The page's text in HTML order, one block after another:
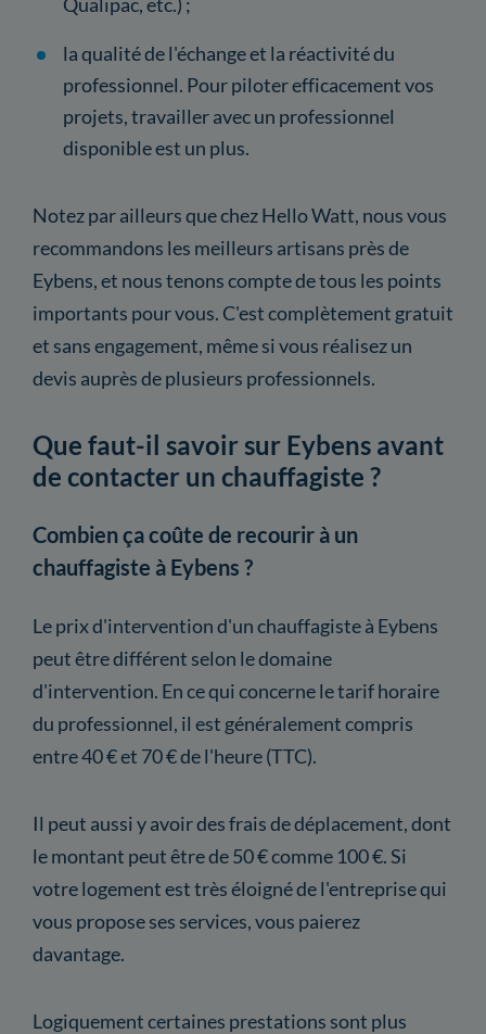
la qualité de l'échange et la réactivité du
professionnel. Pour piloter efficacement vos
projets, travailler avec un professionnel
disponible est un plus.
Notez par ailleurs que chez Hello Watt, nous vous
recommandons les meilleurs artisans près de
Eybens, et nous tenons compte de tous les points
importants pour vous. C'est complètement gratuit
et sans engagement, même si vous réalisez un
devis auprès de plusieurs professionnels.
Que faut-il savoir sur Eybens avant
de contacter un chauffagiste ?
Combien ça coûte de recourir à un
chauffagiste à Eybens ?
Le prix d'intervention d'un chauffagiste à Eybens
peut être différent selon le domaine
d'intervention. En ce qui concerne le tarif horaire
du professionnel, il est généralement compris
entre 40 € et 70 € de l'heure (TTC).
Il peut aussi y avoir des frais de déplacement, dont
le montant peut être de 50 € comme 100 €. Si
votre logement est très éloigné de l'entreprise qui
vous propose ses services, vous paierez
davantage.
Logiquement certaines prestations sont plus